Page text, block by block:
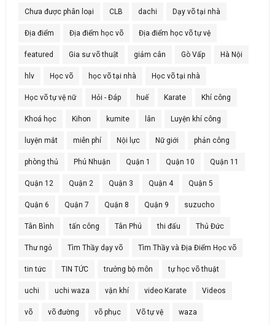
Chưa được phân loại CLB dachi Dạy võ tại nhà
Địa điểm Địa điểm học võ Địa điểm học võ tự vệ
featured Gia sư võ thuật giảm cân Gò Vấp Hà Nội
hlv Học võ học võ tại nhà Học võ tại nhà
Học võ tự vệ nữ Hỏi - Đáp huế Karate Khí công
Khoá học Kihon kumite lân Luyện khí công
luyện mắt miễn phí Nội lực Nữ giới phản công
phòng thủ Phú Nhuận Quận 1 Quận 10 Quận 11
Quận 12 Quận 2 Quận 3 Quận 4 Quận 5
Quận 6 Quận 7 Quận 8 Quận 9 suzucho
Tân Bình tấn công Tân Phú thi đấu Thủ Đức
Thư ngỏ Tìm Thầy dạy võ Tìm Thầy và Địa Điểm Học võ
tin tức TIN TỨC trưởng bộ môn tự học võ thuật
uchi uchi waza vận khí video Karate Videos
võ võ đường võ phục Võ tự vệ waza